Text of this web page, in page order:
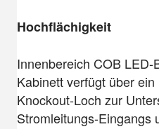
Hochflächigkeit
Innenbereich COB
Kabinett verfügt über
Knockout-Loch zur
Stromleitungs-Eingangs